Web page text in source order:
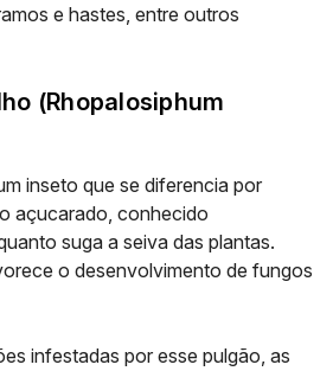
e hastes, entre outros
(Rhopalosiphum
inseto que se diferencia por
açucarado, conhecido
suga a seiva das plantas.
o desenvolvimento de fungos
infestadas por esse pulgão, as